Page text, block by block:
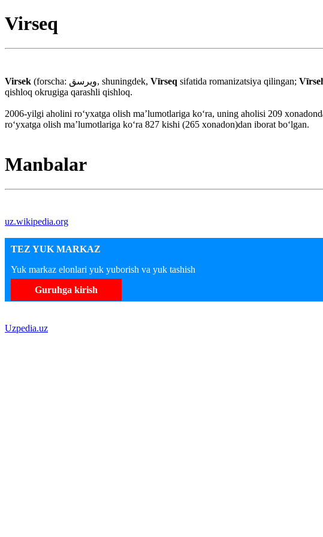
Virseq
Virsek (forscha: ويرسق, shuningdek, Vīrseq sifatida romanizatsiya qilingan;
qishloq okrugiga qarashli qishloq.
2006-yilgi aholini roʻyxatga olish maʼlumotlariga koʻra, uning aholisi 209
roʻyxatga olish maʼlumotlariga koʻra 827 kishi (265 xonadon)dan iborat boʻlgan.
Manbalar
uz.wikipedia.org
TEZ YUK MARKAZ
Yuk markaz elonlari yuk yuborish va yuk tashish
Guruhga kirish
Uzpedia.uz